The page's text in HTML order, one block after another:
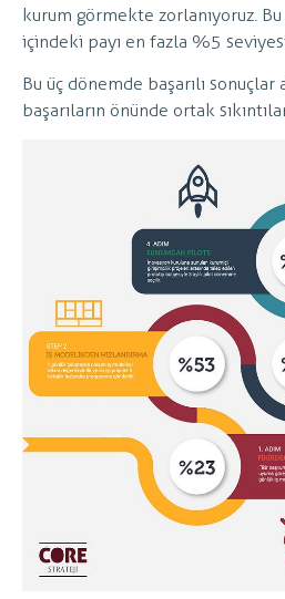
kurum görmekte zorlanıyoruz.
içindeki payı en fazla %5
Bu üç dönemde başarılı sonuçlar
başarıların önünde ortak